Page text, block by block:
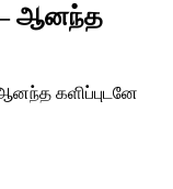
– ஆனந்த
ஆனந்த களிப்புடனே